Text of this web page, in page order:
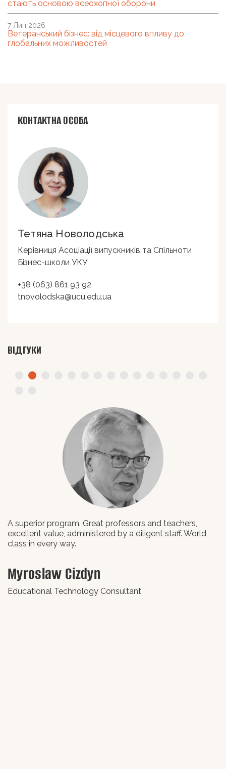
стають основою всеохопної оборони
Ветеранський бізнес: від місцевого впливу до
глобальних можливостей
7 Лип 2026
КОНТАКТНА ОСОБА
Тетяна Новолодська
Керівниця Асоціації випускників та Спільноти
Бізнес-школи УКУ
+38 (063) 861 93 92
tnovolodska@ucu.edu.ua
ВІДГУКИ
A superior program. Great professors and teachers,
excellent value, administered by a diligent staff. World
class in every way.
Myroslaw Cizdyn
Educational Technology Consultant